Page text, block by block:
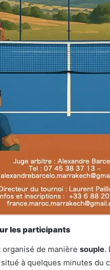
les participants
de manière souple.
à quelques minutes du